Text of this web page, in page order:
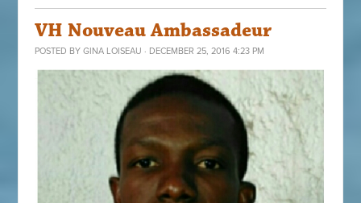
VH Nouveau Ambassadeur
POSTED BYGINA LOISEAU · DECEMBER 25, 2016 4:23 PM